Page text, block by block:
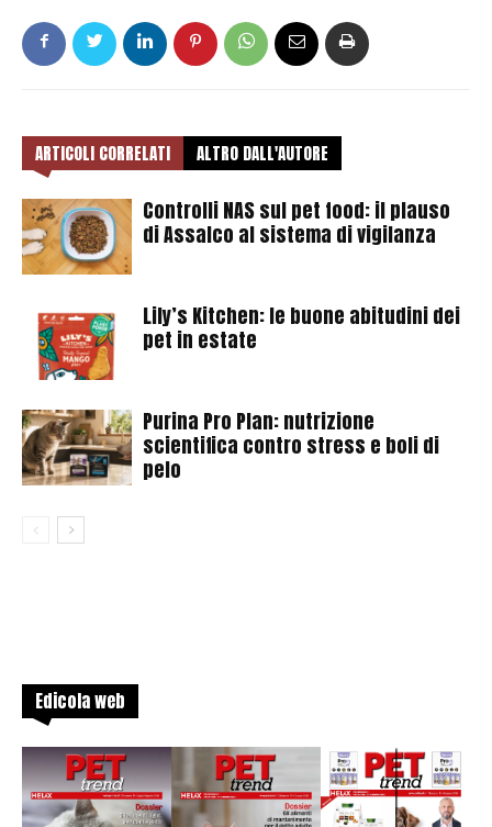
ARTICOLI CORRELATI ALTRO DALL'AUTORE
Controlli NAS sul pet food: il plauso
di Assalco al sistema di vigilanza
Lily’s Kitchen: le buone abitudini dei
pet in estate
Purina Pro Plan: nutrizione
scientifica contro stress e boli di
pelo
Edicola web